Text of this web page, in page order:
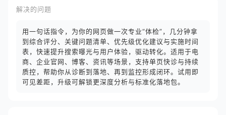
解决的问题
用一句话指令，为你的网页做一次专业“体检”，几分钟拿
到综合评分、关键问题清单、优先级优化建议与实施时间
表，快速提升搜索曝光与用户体验，驱动转化。适用于电
商、企业官网、博客、资讯等场景，支持单页快诊与持续
质控，帮助你从诊断到落地、再到监控形成闭环。试用即
可见差距，升级可解锁更深度分析与标准化落地包。